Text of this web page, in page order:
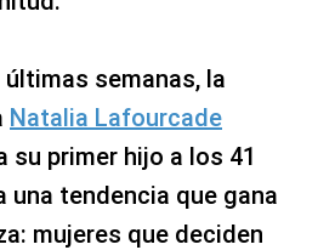
semanas, la
Natalia Lafourcade
su primer hijo a los 41
una tendencia que gana
mujeres que deciden